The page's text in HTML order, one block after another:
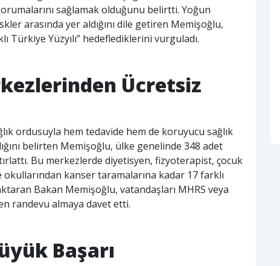
sağlamak olduğunu belirtti. Yoğun
arasında yer aldığını dile getiren Memişoğlu,
Türkiye Yüzyılı” hedeflediklerini vurguladı.
Ücretsiz
ordusuyla hem tedavide hem de koruyucu sağlık
belirten Memişoğlu, ülke genelinde 348 adet
Bu merkezlerde diyetisyen, fizyoterapist, çocuk
kanser taramalarına kadar 17 farklı
Bakan Memişoğlu, vatandaşları MHRS veya
randevu almaya davet etti.
Başarı